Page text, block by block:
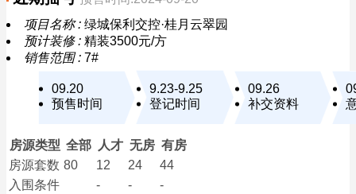
项目名称 : 绿城保利交控·桂月云翠园
预计装修 : 精装3500元/方
销售范围 : 7#
09.20
预售时间
9.23-9.25
登记时间
09.26
补交资料
房源类型 全部 人才 无房 有房
房源套数 80 12 24
44
入围条件
- -
-